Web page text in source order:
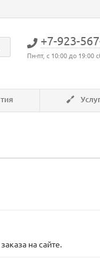
+7-923-
Пн-пт, с 10:00 до 19:00
на сайте.